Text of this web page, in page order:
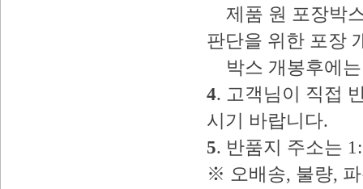
제품 원 포장박
판단을 위한 포장
박스 개봉후에는
4. 고객님이 직접
시기 바랍니다.
5. 반품지 주소는
※ 오배송, 불량,